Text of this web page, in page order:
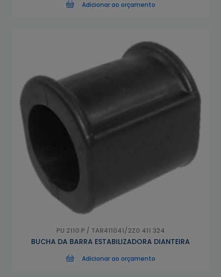
Adicionar ao orçamento
PU 2110 P / TAR411041/2Z0 411 324
BUCHA DA BARRA ESTABILIZADORA DIANTEIRA
Adicionar ao orçamento